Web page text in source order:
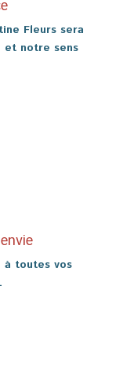
Fleurs sera
et notre sens
à toutes vos